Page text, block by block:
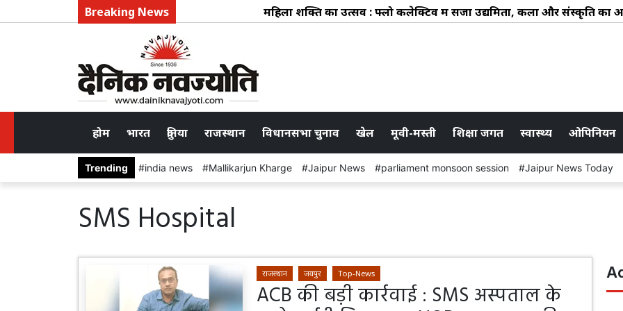
Breaking News महिला शक्ति का उत्सव : फ्लो कलेक्टिव में सजा उद्यमिता, कला और संस्कृति का अनूठा
होम भारत दुनिया राजस्थान विधानसभा चुनाव खेल मूवी-मस्ती शिक्षा जगत स्वास्थ्य ओपिनियन
Trending india news Mallikarjun Kharge Jaipur News parliament monsoon session Jaipur News Today
SMS Hospital
राजस्थान जयपुर Top-News
ACB की बड़ी कार्रवाई : SMS अस्पताल के